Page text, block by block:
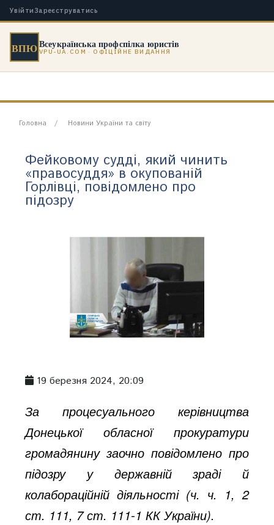
Увійти Зареєструватись
ВПЮВсеукраїнська профспілка юристів
VPU-UA.COM · ОФІЦІЙНЕ ВИДАННЯ
Головна Новини України та світу
Фейковому судді, який чинить
«правосуддя» в окупованій
Горлівці, повідомлено про
підозру
19 березня 2024, 20:09
За процесуального керівництва
Донецької обласної прокуратури
громадянину заочно повідомлено про
підозру у державній зраді й
колабораційній діяльності (ч. ч. 1, 2
ст. 111, 7 ст. 111-1 КК України).